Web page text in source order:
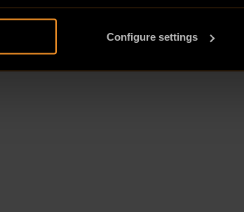
Configure settings